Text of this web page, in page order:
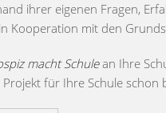
ihrer eigenen Fragen,
Kooperation mit den
macht Schulean Ihre
Projekt für Ihre Schule